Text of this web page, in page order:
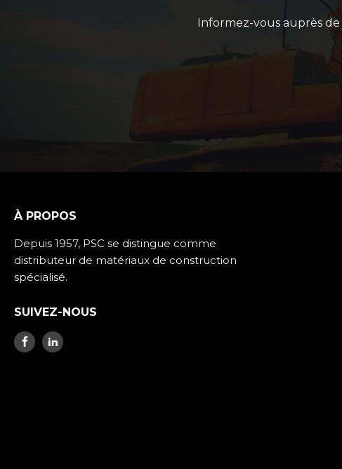
Informez-vous auprès
À PROPOS
Depuis 1957, PSC se distingue comme
distributeur de matériaux de construction
spécialisé.
SUIVEZ-NOUS